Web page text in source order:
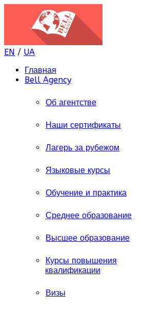
EN / UA
Главная
Bell Agency
Об агентстве
Наши сертификаты
Лагерь за рубежом
Языковые курсы
Обучение и практика
Среднее образование
Высшее образование
Курсы повышения
квалификации
Визы